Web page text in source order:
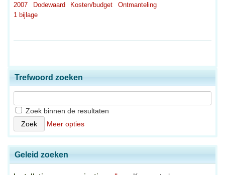
2007
Dodewaard Kosten/budget
Ontmanteling
1 bijlage
Trefwoord zoeken
Zoek binnen de resultaten
Meer opties
Geleid zoeken